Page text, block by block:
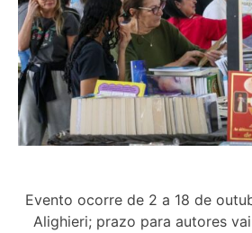
Evento ocorre de 2 a 18 de
Alighieri; prazo para autores